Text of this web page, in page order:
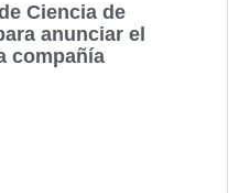
Ciencia de
anunciar el
compañía